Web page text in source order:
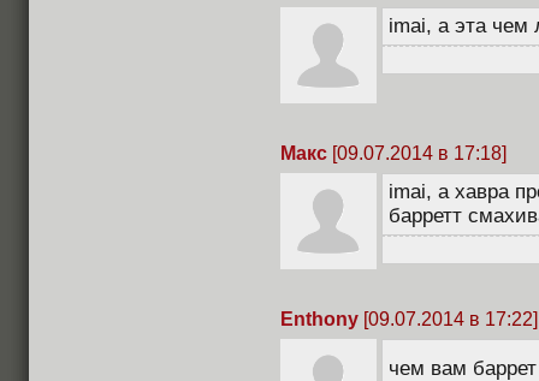
imai, а эта чем
Макс [09.07.2014 в 17:18]
imai, а хавра
барретт
Enthony [09.07.2014 в 17:22]
чем вам